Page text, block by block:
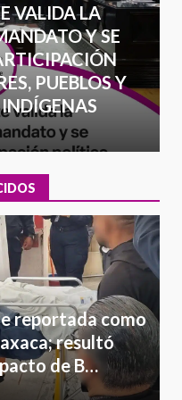
VALIDA LA
Y SE
PUEBLOS Y
reportada como
resultó
de B…